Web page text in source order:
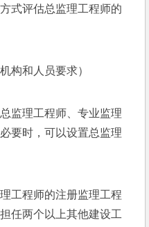
式评估总监理工程师的
和人员要求）
理工程师、专业监理
要时，可以设置总监理
程师的注册监理工程
任两个以上其他建设工